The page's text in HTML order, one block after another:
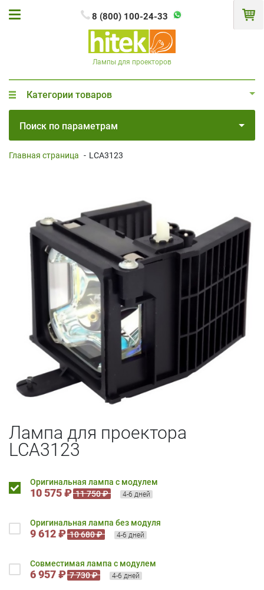
8 (800) 100-24-33
Лампы для проекторов
Категории товаров
Поиск по параметрам
Главная страница - LCA3123
Лампа для проектора
LCA3123
Оригинальная лампа с модулем
10 575 ₽ 11 750 ₽ 4-6 дней
Оригинальная лампа без модуля
9 612 ₽ 10 680 ₽ 4-6 дней
Совместимая лампа с модулем
6 957 ₽ 7 730 ₽ 4-6 дней